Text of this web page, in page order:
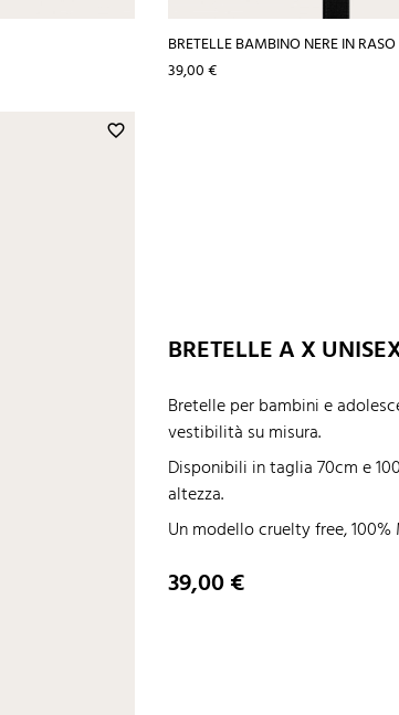
BRETELLE BAMBINO NERE IN
Prezzo
39,00 €
favorite_border
BRETELLE A X
Bretelle per bambini e
vestibilità su misura.
Disponibili in taglia 70cm e
altezza.
Un modello cruelty free,
Prezzo
39,00 €